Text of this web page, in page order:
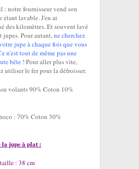
: notre fournisseur vend son
étant lavable. J'en ai
des kilomètres. Et souvent lavé
jupes. Pour autant,ne cherchez
jupe à chaque fois que vous
n'est tout de même pas une
bête ! Pour aller plus vite,
utiliser le fer pour la défroisser.
volants 90% Coton 10%
: 70% Coton 30%
la jupe à plat :
: 38 cm